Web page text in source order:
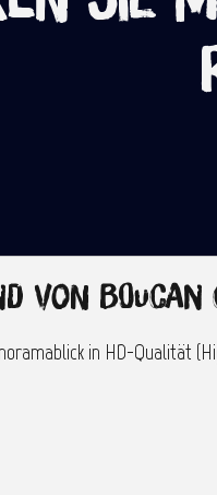
von Boucan
in HD-Qualität